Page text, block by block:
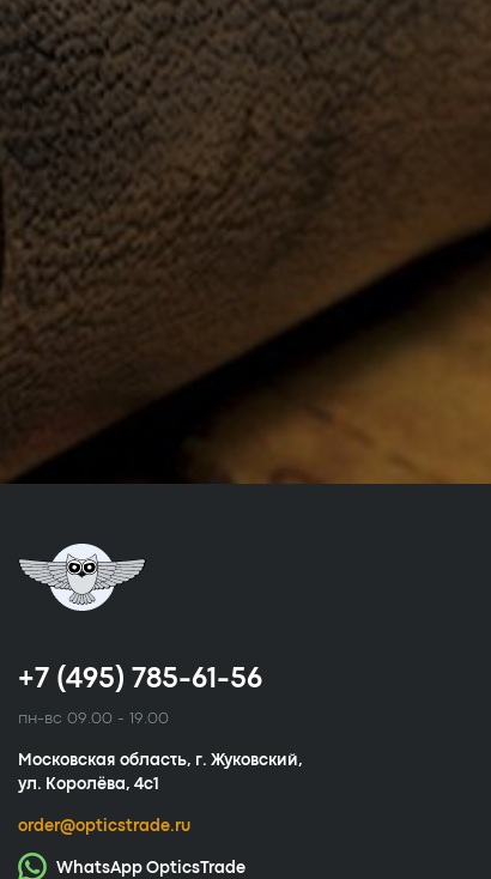
+7 (495) 785-61-56
пн-вс 09.00 - 19.00
Московская область, г. Жуковский,
ул. Королёва, 4с1
order@opticstrade.ru
WhatsApp OpticsTrade